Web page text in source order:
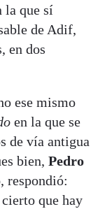
la que sí
de Adif,
en dos
ese mismo
en la que se
de vía antigua
bien, Pedro
respondió:
que hay